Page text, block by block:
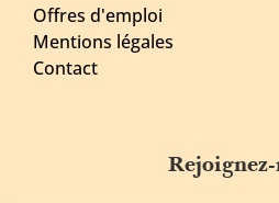
Offres d'emploi
Mentions légales
Contact